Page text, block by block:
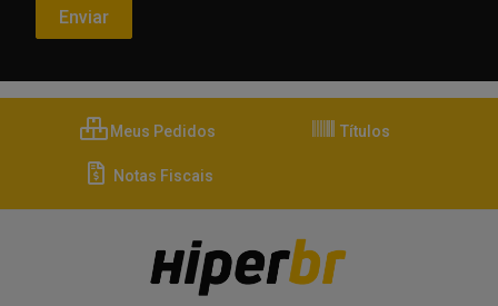
Meus Pedidos Títulos
Notas Fiscais